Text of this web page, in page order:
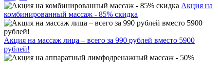
Акция на
комбинированный массаж - 85% скидка
Акция на массаж лица – всего за 990 рублей вместо 5900
рублей!